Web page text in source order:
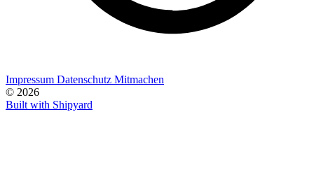
Impressum Datenschutz Mitmachen
© 2026
Built with Shipyard